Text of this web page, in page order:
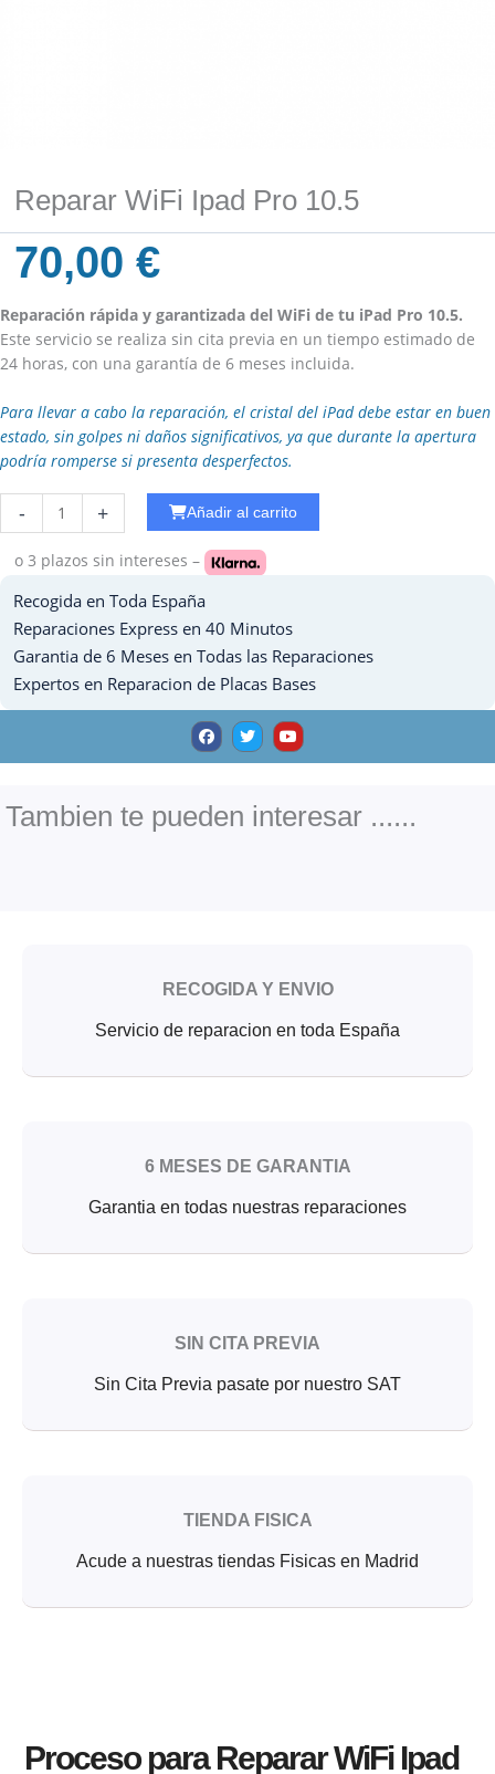
Reparar WiFi Ipad Pro 10.5
70,00€
Reparación rápida y garantizada del WiFi de tu iPad Pro 10.5.
Este servicio se realiza sin cita previa en un tiempo estimado de
24 horas, con una garantía de 6 meses incluida.
Para llevar a cabo la reparación, el cristal del iPad debe estar en buen
estado, sin golpes ni daños significativos, ya que durante la apertura
podría romperse si presenta desperfectos.
-
WiFi
Ipad
10.5
cantidad
+ Añadir al carrito
o 3 plazos sin intereses –
Recogida en Toda España
Reparaciones Express en 40 Minutos
Garantia de 6 Meses en Todas las Reparaciones
Expertos en Reparacion de Placas Bases
F
a
c
e
o
k
T
w
i
t
Y
o
u
t
e
Tambien te pueden interesar ......
RECOGIDA Y ENVIO
Servicio de reparacion en toda España
6 MESES DE GARANTIA
Garantia en todas nuestras reparaciones
SIN CITA PREVIA
Sin Cita Previa pasate por nuestro SAT
TIENDA FISICA
Acude a nuestras tiendas Fisicas en Madrid
Proceso para Reparar WiFi Ipad